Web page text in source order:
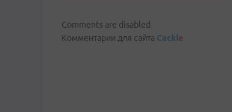
Comments are disabled
Комментарии для сайта Cackle